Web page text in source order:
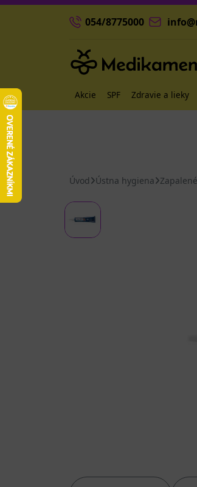
054/8775000
Akcie SPF Zdravie a lieky
Úvod Ústna hygiena